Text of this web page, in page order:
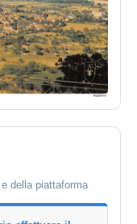
della piattaforma